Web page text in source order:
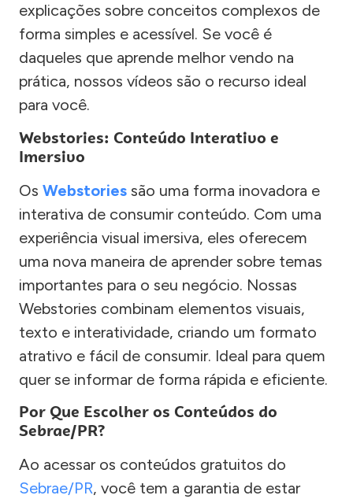
explicações sobre conceitos complexos de
forma simples e acessível. Se você é
daqueles que aprende melhor vendo na
prática, nossos vídeos são o recurso ideal
para você.
Webstories: Conteúdo Interativo e
Imersivo
Os Webstories são uma forma inovadora e
interativa de consumir conteúdo. Com uma
experiência visual imersiva, eles oferecem
uma nova maneira de aprender sobre temas
importantes para o seu negócio. Nossas
Webstories combinam elementos visuais,
texto e interatividade, criando um formato
atrativo e fácil de consumir. Ideal para quem
quer se informar de forma rápida e eficiente.
Por Que Escolher os Conteúdos do
Sebrae/PR?
Ao acessar os conteúdos gratuitos do
Sebrae/PR, você tem a garantia de estar